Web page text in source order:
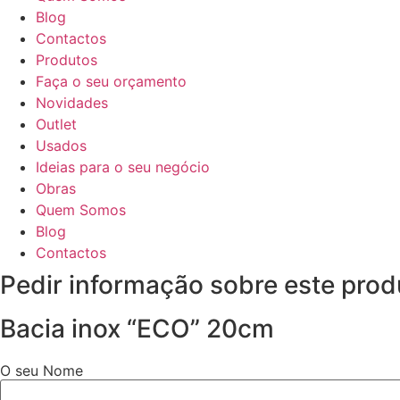
Blog
Contactos
Produtos
Faça o seu orçamento
Novidades
Outlet
Usados
Ideias para o seu negócio
Obras
Quem Somos
Blog
Contactos
Pedir informação sobre este
Bacia inox “ECO” 20cm
O seu Nome